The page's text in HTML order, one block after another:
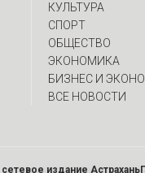
КУЛЬТУРА
СПОРТ
ОБЩЕСТВО
ЭКОНОМИКА
БИЗНЕС И
ВСЕ НОВОСТИ
издание